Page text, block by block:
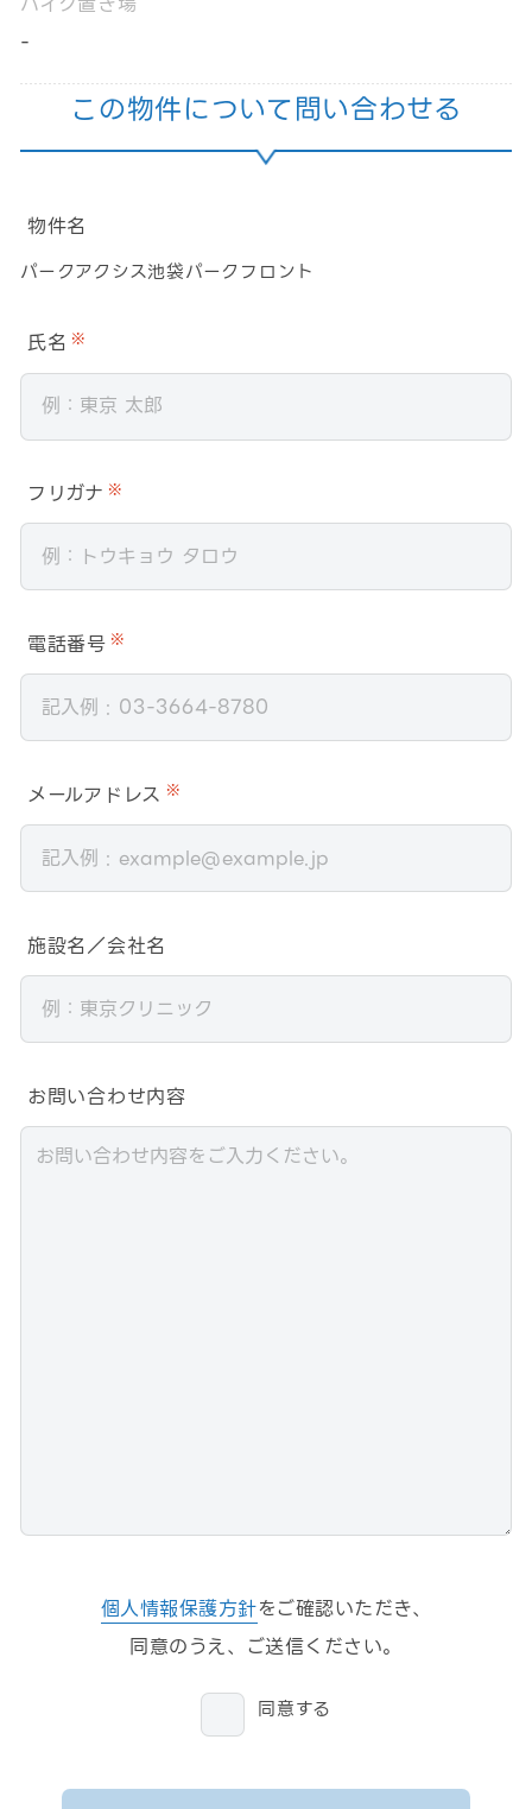
-
この物件について問い合わせる
物件名
パークアクシス池袋パークフロント
氏名 ※
フリガナ ※
電話番号 ※
メールアドレス ※
施設名／会社名
お問い合わせ内容
個人情報保護方針をご確認いただき、
同意のうえ、ご送信ください。
同意する